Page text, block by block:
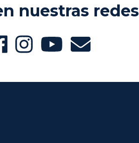
nuestras redes